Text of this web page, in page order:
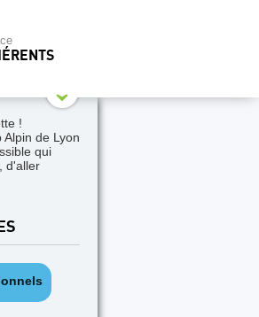
!
de Lyon
qui
d'aller